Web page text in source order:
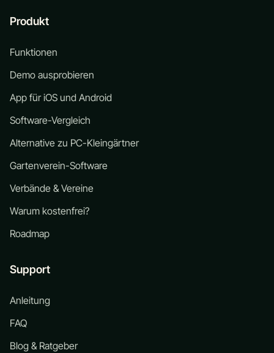
Produkt
Funktionen
Demo ausprobieren
App für iOS und Android
Software-Vergleich
Alternative zu PC-Kleingärtner
Gartenverein-Software
Verbände & Vereine
Warum kostenfrei?
Roadmap
Support
Anleitung
FAQ
Blog & Ratgeber